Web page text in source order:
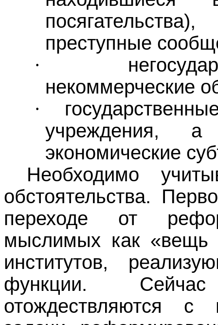
преступные
·
некоммерческие
·
учреждения, а
экономические
Необходимо
обстоятельства.
переходе от
мыслимых как «вещь
институтов,
функции.
отождествляются с